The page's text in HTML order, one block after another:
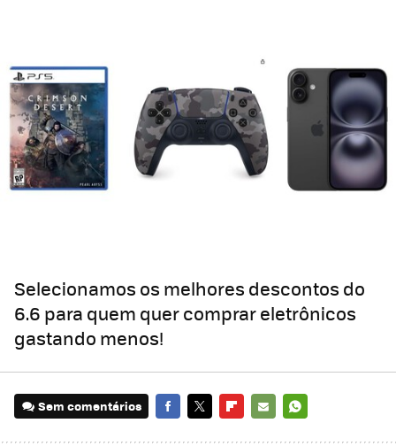
Selecionamos os melhores descontos do
6.6 para quem quer comprar eletrônicos
gastando menos!
Sem comentários